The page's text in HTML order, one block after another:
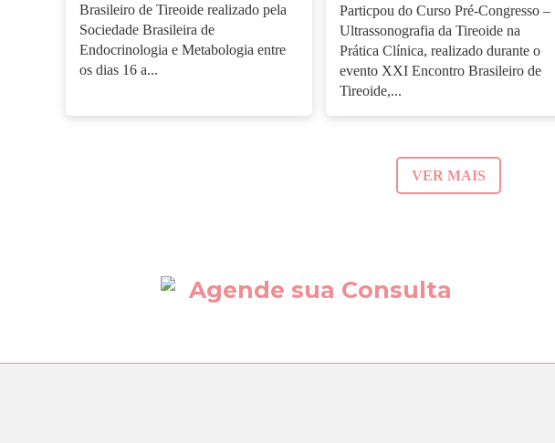
Brasileiro de Tireoide realizado pela
Sociedade Brasileira de
Endocrinologia e Metabologia entre
os dias 16 a...
Particpou do Curso Pré-Congresso –
Ultrassonografia da Tireoide na
Prática Clínica, realizado durante o
evento XXI Encontro Brasileiro de
Tireoide,...
VER MAIS
Agende sua Consulta